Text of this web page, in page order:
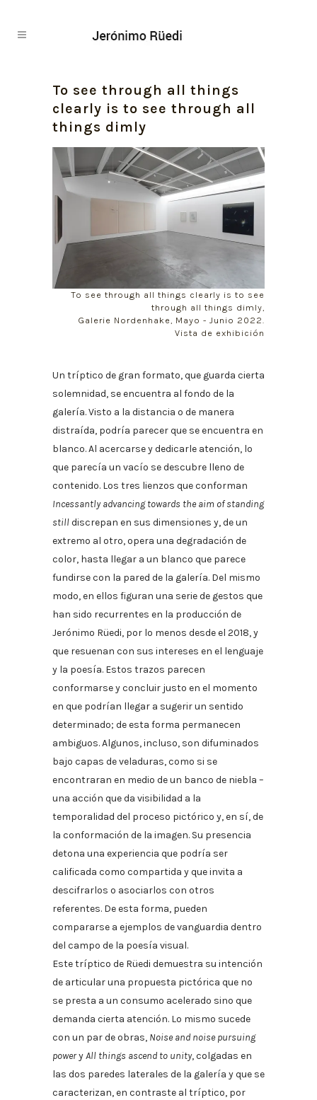
To see through all things
clearly is to see through all
things dimly
To see through all things clearly is to see
through all things dimly,
Galerie Nordenhake, Mayo - Junio 2022.
Vista de exhibición
Un tríptico de gran formato, que guarda cierta
solemnidad, se encuentra al fondo de la
galería. Visto a la distancia o de manera
distraída, podría parecer que se encuentra en
blanco. Al acercarse y dedicarle atención, lo
que parecía un vacío se descubre lleno de
contenido. Los tres lienzos que conforman
Incessantly advancing towards the aim of standing
stilldiscrepan en sus dimensiones y, de un
extremo al otro, opera una degradación de
color, hasta llegar a un blanco que parece
fundirse con la pared de la galería. Del mismo
modo, en ellos figuran una serie de gestos que
han sido recurrentes en la producción de
Jerónimo Rüedi, por lo menos desde el 2018, y
que resuenan con sus intereses en el lenguaje
y la poesía. Estos trazos parecen
conformarse y concluir justo en el momento
en que podrían llegar a sugerir un sentido
determinado; de esta forma permanecen
ambiguos. Algunos, incluso, son difuminados
bajo capas de veladuras, como si se
encontraran en medio de un banco de niebla –
una acción que da visibilidad a la
temporalidad del proceso pictórico y, en sí, de
la conformación de la imagen. Su presencia
detona una experiencia que podría ser
calificada como compartida y que invita a
descifrarlos o asociarlos con otros
referentes. De esta forma, pueden
compararse a ejemplos de vanguardia dentro
del campo de la poesía visual.
Este tríptico de Rüedi demuestra su intención
de articular una propuesta pictórica que no
se presta a un consumo acelerado sino que
demanda cierta atención. Lo mismo sucede
con un par de obras, Noise and noise pursuing
poweryAll things ascend to unity, colgadas en
las dos paredes laterales de la galería y que se
caracterizan, en contraste al tríptico, por